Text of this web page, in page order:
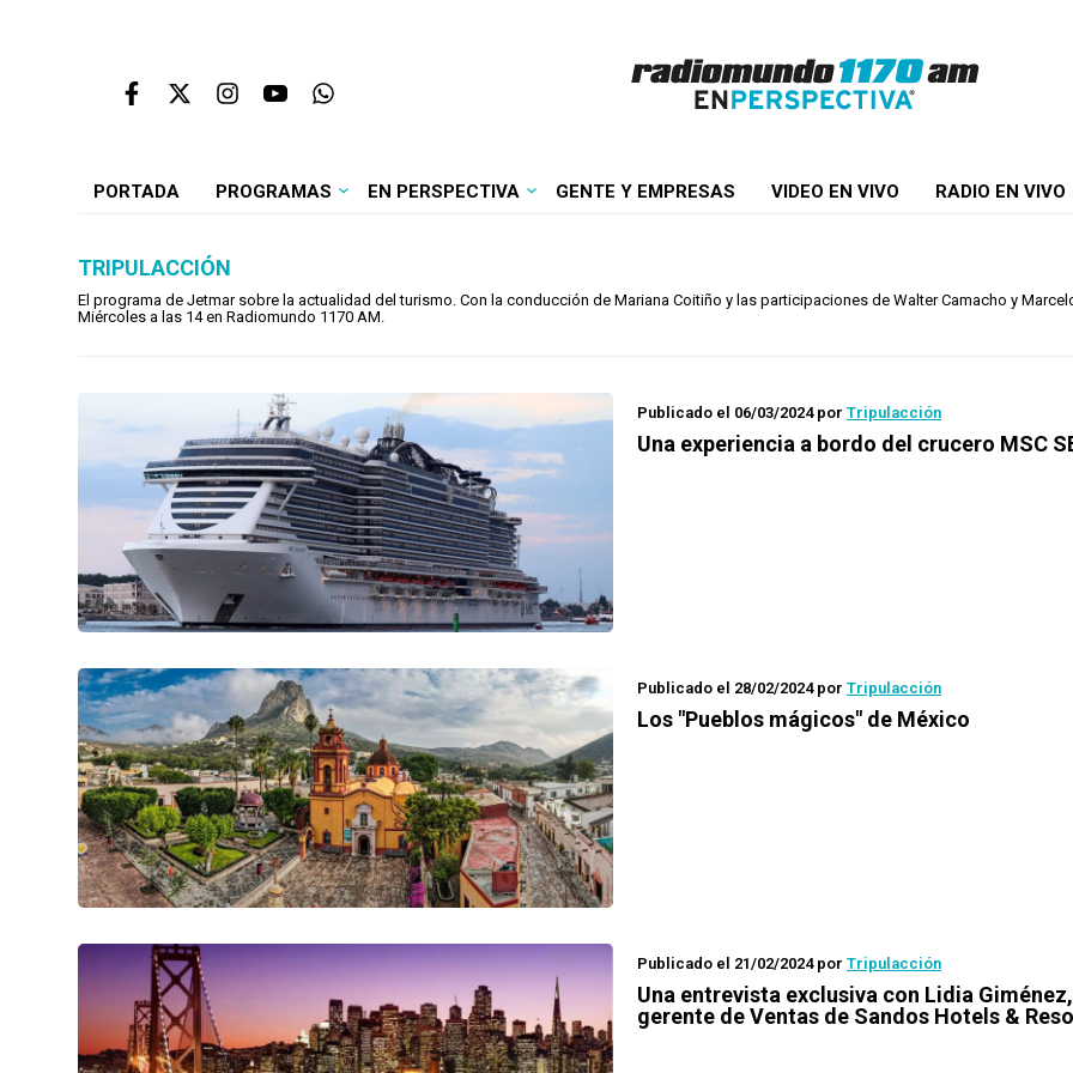
PORTADA PROGRAMAS EN PERSPECTIVA GENTE Y EMPRESAS VIDEO EN VIVO RADIO EN VIVO
TRIPULACCIÓN
El programa de Jetmar sobre la actualidad del turismo. Con la conducción de Mariana Coitiño y las participaciones de Walter Camacho y
Miércoles a las 14 en Radiomundo 1170 AM.
Publicado el 06/03/2024por Tripulacción
Una experiencia a bordo del crucero MSC
Publicado el 28/02/2024por Tripulacción
Los "Pueblos mágicos" de México
Publicado el 21/02/2024por Tripulacción
Una entrevista exclusiva con Lidia Giménez,
gerente de Ventas de Sandos Hotels &